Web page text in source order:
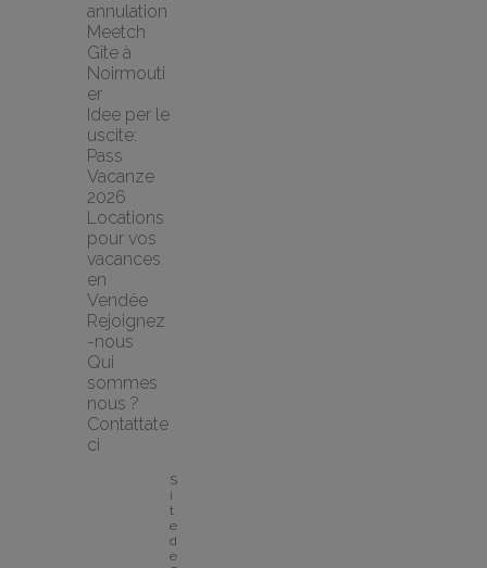
annulation
Meetch
Gîte à
Noirmouti
er
Idee per le
uscite:
Pass
Vacanze
2026
Locations
pour vos
vacances
en
Vendée
Rejoignez
-nous
Qui
sommes
nous ?
Contattate
ci
S
i
t
e
d
e